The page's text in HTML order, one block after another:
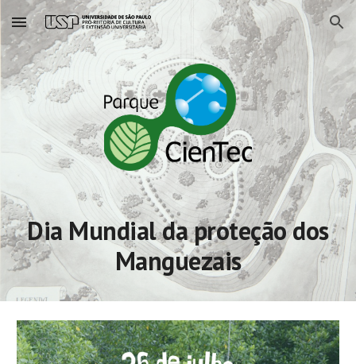
Skip to main content Skip to navigation
Dia Mundial da proteção dos
Manguezais